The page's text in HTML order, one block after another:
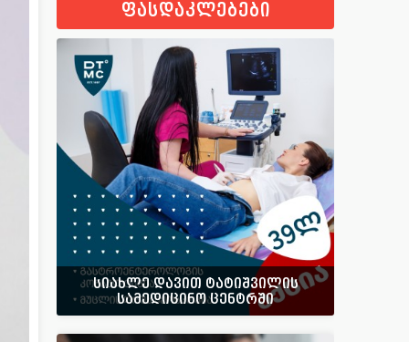
ფასდაკლებები
სიახლე დავით ტატიშვილის
სამედიცინო ცენტრში